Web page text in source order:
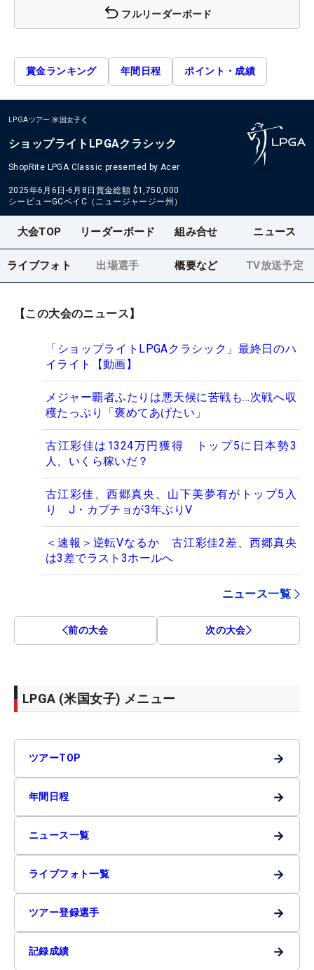
フルリーダーボード
賞金ランキング 年間日程 ポイント・成績
LPGAツアー 米国女子
ショップライトLPGAクラシック
ShopRite LPGA Classic presented by Acer
2025年6月6日-6月8日 賞金総額 $1,750,000
シービューGCベイC（ニュージャージー州）
大会TOP リーダーボード 組み合せ ニュース
ライブフォト 出場選手 概要など TV放送予定
【この大会のニュース】
「ショップライトLPGAクラシック」最終日のハ
イライト【動画】
メジャー覇者ふたりは悪天候に苦戦も…次戦へ収
穫たっぷり「褒めてあげたい」
古江彩佳は1324万円獲得 トップ5に日本勢3
人、いくら稼いだ？
古江彩佳、西郷真央、山下美夢有がトップ5入
り J・カプチョが3年ぶりV
＜速報＞逆転Vなるか 古江彩佳2差、西郷真央
は3差でラスト3ホールへ
ニュース一覧
前の大会 次の大会
LPGA (米国女子) メニュー
ツアーTOP →
年間日程 →
ニュース一覧 →
ライブフォト一覧 →
ツアー登録選手 →
記録成績 →